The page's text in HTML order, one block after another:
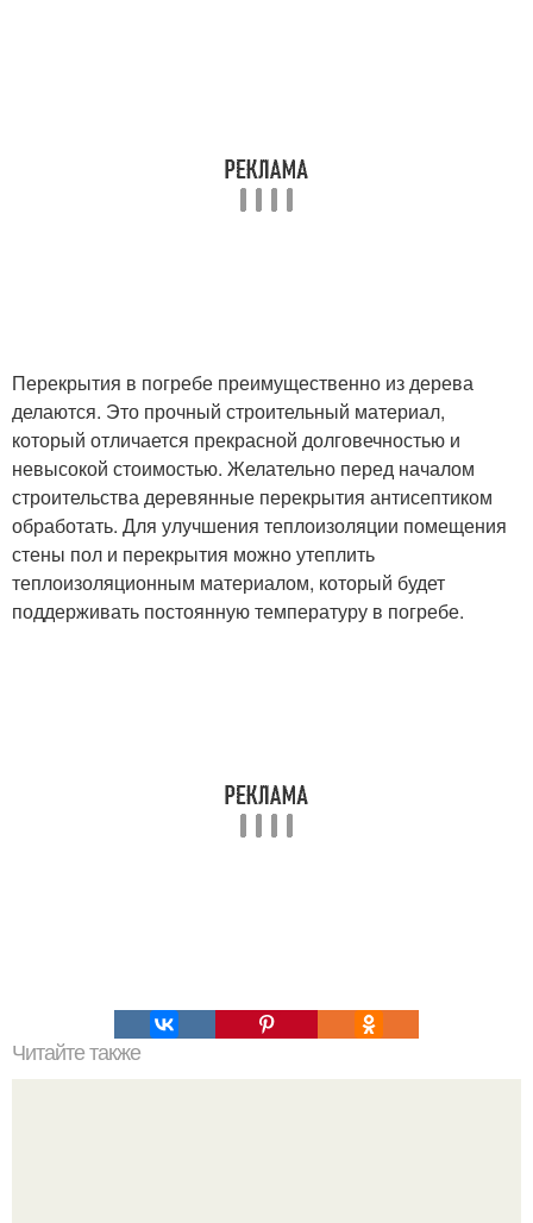
Перекрытия в погребе преимущественно из дерева
делаются. Это прочный строительный материал,
который отличается прекрасной долговечностью и
невысокой стоимостью. Желательно перед началом
строительства деревянные перекрытия антисептиком
обработать. Для улучшения теплоизоляции помещения
стены пол и перекрытия можно утеплить
теплоизоляционным материалом, который будет
поддерживать постоянную температуру в погребе.
Читайте также